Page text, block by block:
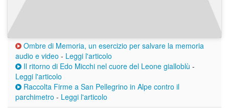
Ombre di Memoria, un esercizio per salvare la memoria
audio e video - Leggi l'articolo
Il ritorno di Edo Micchi nel cuore del Leone gialloblù -
Leggi l'articolo
Raccolta Firme a San Pellegrino in Alpe contro il
parchimetro - Leggi l'articolo